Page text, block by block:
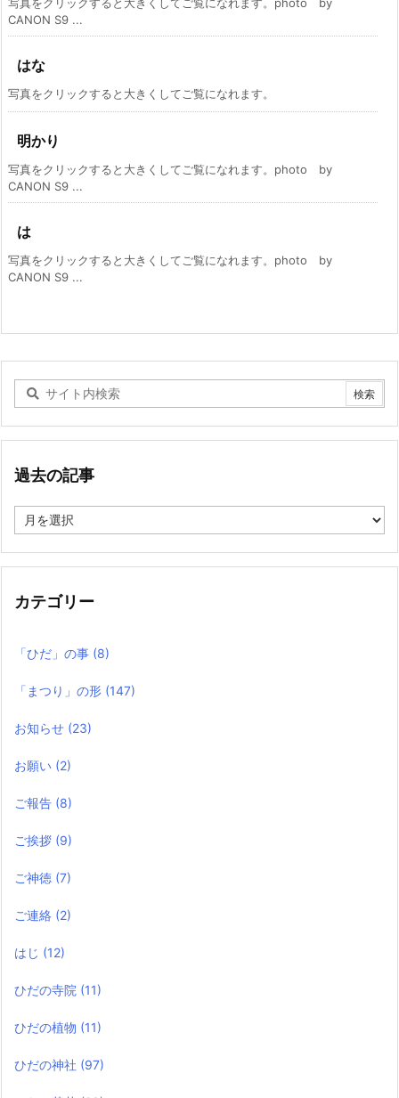
写真をクリックすると大きくしてご覧になれます。photo by
CANON S9 ...
はな
写真をクリックすると大きくしてご覧になれます。
明かり
写真をクリックすると大きくしてご覧になれます。photo by
CANON S9 ...
は
写真をクリックすると大きくしてご覧になれます。photo by
CANON S9 ...
過去の記事
去
記
カテゴリー
「ひだ」の事 (8)
「まつり」の形 (147)
お知らせ (23)
お願い (2)
ご報告 (8)
ご挨拶 (9)
ご神徳 (7)
ご連絡 (2)
はじ (12)
ひだの寺院 (11)
ひだの植物 (11)
ひだの神社 (97)